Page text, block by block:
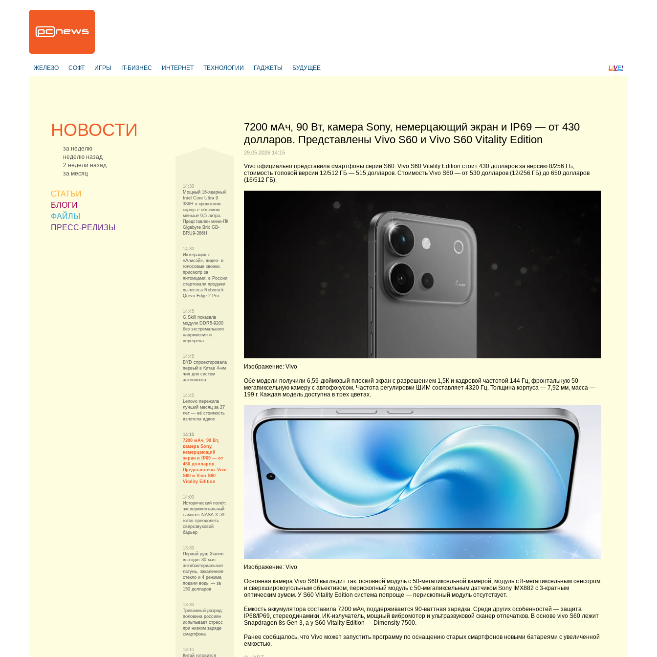
ЖЕЛЕЗО СОФТ ИГРЫ IT-БИЗНЕС ИНТЕРНЕТ ТЕХНОЛОГИИ ГАДЖЕТЫ БУДУЩЕЕ LIVE!
НОВОСТИ
за неделю
неделю назад
2 недели назад
за месяц
СТАТЬИ
БЛОГИ
ФАЙЛЫ
ПРЕСС-РЕЛИЗЫ
14:30
Мощный 16-ядерный
Intel Core Ultra 9
386H в крохотном
корпусе объемом
меньше 0,5 литра.
Представлен мини-ПК
Gigabyte Brix GB-
BRU9-386H
14:30
Интеграция с
«Алисой», видео- и
голосовые звонки,
присмотр за
питомцами: в России
стартовали продажи
пылесоса Roborock
Qrevo Edge 2 Pro
14:45
G.Skill показала
модули DDR5-9200
без экстремального
напряжения и
перегрева
14:45
BYD спроектировала
первый в Китае 4-нм
чип для систем
автопилота
14:45
Lenovo пережила
лучший месяц за 27
лет — её стоимость
взлетела вдвое
14:15
7200 мАч, 90 Вт,
камера Sony,
немерцающий
экран и IP69 — от
430 долларов.
Представлены Vivo
S60 и Vivo S60
Vitality Edition
14:00
Исторический полёт:
экспериментальный
самолёт NASA X-59
готов преодолеть
сверхзвуковой
барьер
13:30
Первый душ Xiaomi
выходит 30 мая:
антибактериальная
латунь, закаленное
стекло и 4 режима
подачи воды — за
150 долларов
13:30
Тревожный разряд:
половина россиян
испытывает стресс
при низком заряде
смартфона
13:15
Китай готовится
7200 мАч, 90 Вт, камера Sony, немерцающий экран и IP69 — от 430
долларов. Представлены Vivo S60 и Vivo S60 Vitality Edition
29.05.2026 14:15
Vivo официально представила смартфоны серии S60. Vivo S60 Vitality Edition стоит 430 долларов за версию 8/256 ГБ,
стоимость топовой версии 12/512 ГБ — 515 долларов. Стоимость Vivo S60 — от 530 долларов (12/256 ГБ) до 650 долларов
(16/512 ГБ).
Изображение: Vivo
Обе модели получили 6,59-дюймовый плоский экран с разрешением 1,5К и кадровой частотой 144 Гц, фронтальную 50-
мегапиксельную камеру с автофокусом. Частота регулировки ШИМ составляет 4320 Гц. Толщина корпуса — 7,92 мм, масса —
199 г. Каждая модель доступна в трех цветах.
Изображение: Vivo
Основная камера Vivo S60 выглядит так: основной модуль с 50-мегапиксельной камерой, модуль с 8-мегапиксельным сенсором
и сверхширокоугольным объективом, перископный модуль с 50-мегапиксельным датчиком Sony IMX882 с 3-кратным
оптическим зумом. У S60 Vitality Edition система попроще — перископный модуль отсутствует.
Емкость аккумулятора составила 7200 мАч, поддерживается 90-ваттная зарядка. Среди других особенностей — защита
IP68/IP69, стереодинамики, ИК-излучатель, мощный вибромотор и ультразвуковой сканер отпечатков. В основе vivo S60 лежит
Snapdragon 8s Gen 3, а у S60 Vitality Edition — Dimensity 7500.
Ранее сообщалось, что Vivo может запустить программу по оснащению старых смартфонов новыми батареями с увеличенной
емкостью.